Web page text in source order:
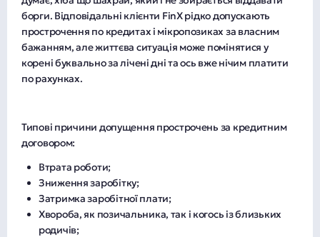
борги. Відповідальні клієнти FinX рідко допускають
прострочення по кредитах і мікропозиках за власним
бажанням, але життєва ситуація може помінятися у
корені буквально за лічені дні та ось вже нічим платити
по рахунках.
Типові причини допущення прострочень за кредитним
договором:
Втрата роботи;
Зниження заробітку;
Затримка заробітної плати;
Хвороба, як позичальника, так і когось із близьких
родичів;